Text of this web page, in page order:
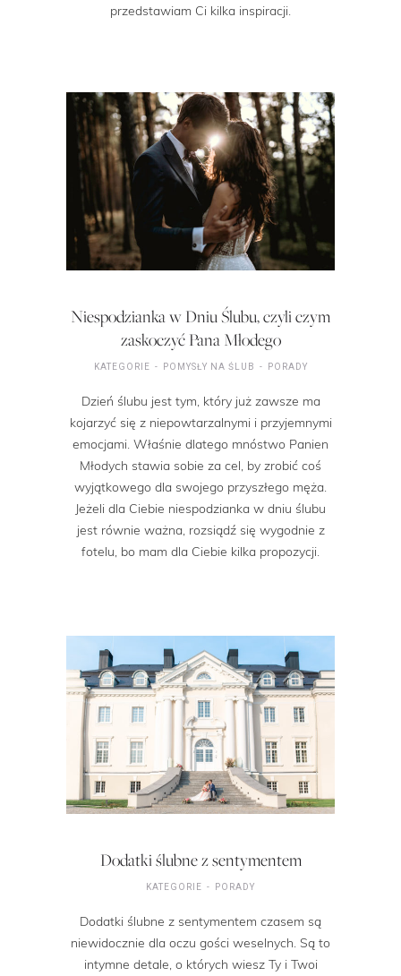
przedstawiam Ci kilka inspiracji.
Niespodzianka w Dniu Ślubu, czyli czym
zaskoczyć Pana Młodego
KATEGORIE POMYSŁY NA ŚLUB PORADY
Dzień ślubu jest tym, który już zawsze ma
kojarzyć się z niepowtarzalnymi i przyjemnymi
emocjami. Właśnie dlatego mnóstwo Panien
Młodych stawia sobie za cel, by zrobić coś
wyjątkowego dla swojego przyszłego męża.
Jeżeli dla Ciebie niespodzianka w dniu ślubu
jest równie ważna, rozsiądź się wygodnie z
fotelu, bo mam dla Ciebie kilka propozycji.
Dodatki ślubne z sentymentem
KATEGORIE PORADY
Dodatki ślubne z sentymentem czasem są
niewidocznie dla oczu gości weselnych. Są to
intymne detale, o których wiesz Ty i Twoi